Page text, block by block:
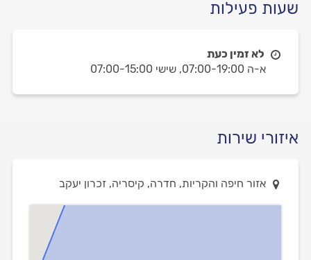
שעות פעילות
לא זמין כעת
א-ה 07:00-19:00,
שישי 07:00-15:00
איזורי שירות
אזור חיפה והקריות, חדרה, קיסריה, זכרון יעקב